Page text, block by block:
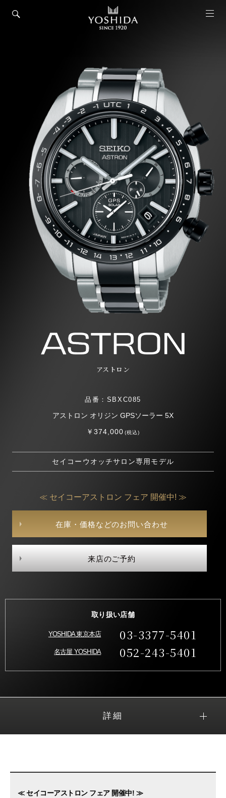
アストロン
品番：SBXC085
アストロン オリジン GPSソーラー 5X
￥374,000(税込)
セイコーウオッチサロン専用モデル
≪ セイコーアストロン フェア 開催中! ≫
在庫・価格などのお問い合わせ
来店のご予約
取り扱い店舗
YOSHIDA 東京本店 03-3377-5401
名古屋 YOSHIDA 052-243-5401
詳細
≪ セイコーアストロン フェア 開催中! ≫